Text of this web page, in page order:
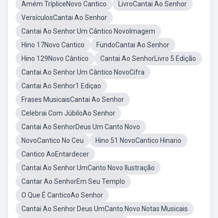
Amém TrípliceNovo Cantico
LivroCantai Ao Senhor
VersículosCantai Ao Senhor
Cantai Ao Senhor Um Cântico NovoImagem
Hino 17Novo Cantico
FundoCantai Ao Senhor
Hino 129Novo Cântico
Cantai Ao SenhorLivro 5 Edição
Cantai Ao Senhor Um Cântico NovoCifra
Cantai Ao Senhor1 Ediçao
Frases MusicaisCantai Ao Senhor
Celebrai Com JúbiloAo Senhor
Cantai Ao SenhorDeus Um Canto Novo
NovoCantico No Ceu
Hino 51 NovoCantico Hinario
Cantico AoEntardecer
Cantai Ao Senhor UmCanto Novo Ilustração
Cantar Ao SenhorEm Seu Templo
O Que É CanticoAo Senhor
Cantai Ao Senhor Deus UmCanto Novo Notas Musicais